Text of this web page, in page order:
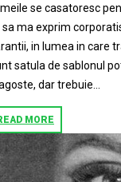
se casatoresc
sa ma exprim
in lumea in care
satula de sablonul
dar trebuie...
MORE